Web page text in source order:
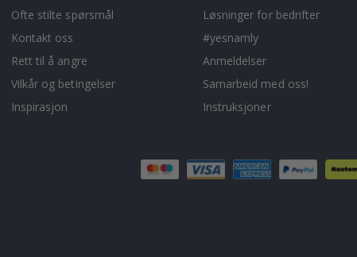
Ofte stilte spørsmål
Kontakt oss
Rett til å angre
Vilkår og betingelser
Inspirasjon
Løsninger for bedrifter
#yesnamly
Anmeldelser
Samarbeid med oss!
Instruksjoner